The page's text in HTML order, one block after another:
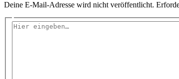
Deine E-Mail-Adresse wird nicht veröffentlicht.
Hier